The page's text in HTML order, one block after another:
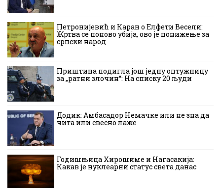
Петронијевић и Каран о Елфети Весели:
Жртва се поново убија, ово је понижење за
српски народ
Приштина подигла још једну оптужницу
за „ратни злочин“: На списку 20 људи
Додик: Амбасадор Немачке или не зна да
чита или свесно лаже
Годишњица Хирошиме и Нагасакија:
Какав је нуклеарни статус света данас